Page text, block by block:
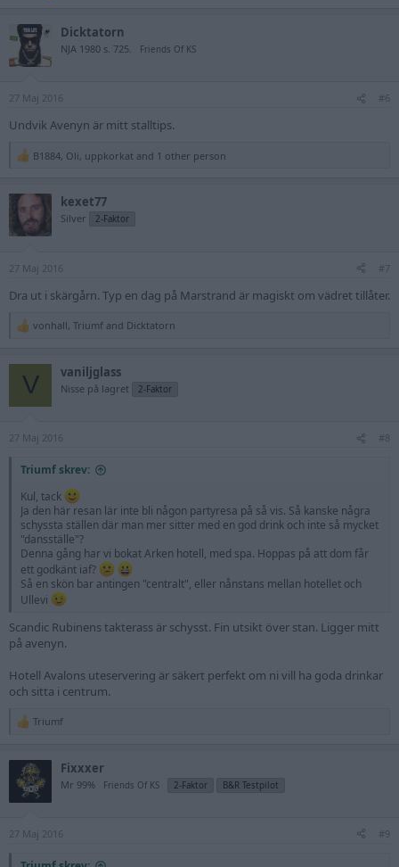
Dicktatorn
NJA 1980 s. 725. Friends Of KS
27 Maj 2016 #6
Undvik Avenyn är mitt stalltips.
R
c
t
s
B1884, Oli, uppkorkat and 1 other person
kexet77
Silver 2-Faktor
27 Maj 2016 #7
Dra ut i skärgårn. Typ en dag på Marstrand är magiskt om vädret tillåter.
R
o
s
vonhall, Triumf and Dicktatorn
V vaniljglass
Nisse på lagret 2-Faktor
27 Maj 2016 #8
Triumf skrev:
Kul, tack
Ja den här resan lär inte bli någon partyresa på så vis. Så kanske några
schyssta ställen där man mer sitter med en god drink och inte så mycket
"dansställe"?
Denna gång har vi bokat Arken hotell, med spa. Hoppas på att dom får
ett godkänt iaf?
Så en skön bar antingen "centralt", eller nånstans mellan hotellet och
Ullevi
Scandic Rubinens takterass är schysst. Fin utsikt över stan. Ligger mitt
på avenyn.
Hotell Avalons uteservering är säkert perfekt om ni vill ha goda drinkar
och sitta i centrum.
R
t
o
s
Triumf
Fixxxer
Mr 99% Friends Of KS 2-Faktor B&R Testpilot
27 Maj 2016 #9